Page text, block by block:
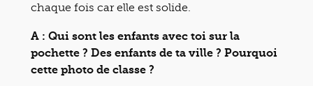
chaque fois car elle est solide.
A : Qui sont les enfants avec toi sur la
pochette ? Des enfants de ta ville ? Pourquoi
cette photo de classe ?